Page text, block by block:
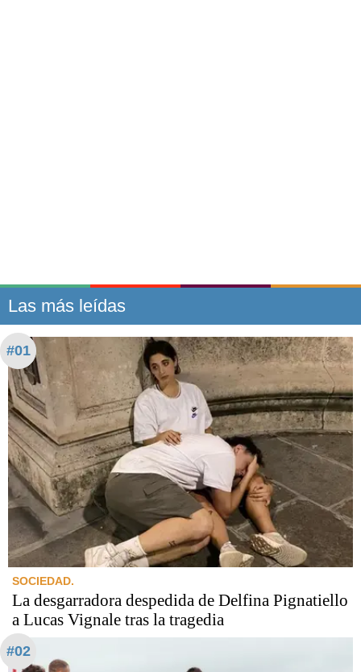
Las más leídas
#01
SOCIEDAD.
La desgarradora despedida de Delfina Pignatiello
a Lucas Vignale tras la tragedia
#02